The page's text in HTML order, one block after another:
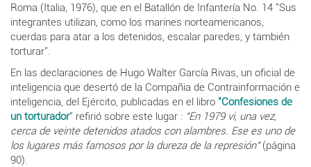
Roma (Italia, 1976), que en el Batallón de Infantería No. 14 "Sus
integrantes utilizan, como los marines norteamericanos,
cuerdas para atar a los detenidos, escalar paredes, y también
torturar".
En las declaraciones de Hugo Walter García Rivas, un oficial de
inteligencia que desertó de la Compañia de Contrainformación e
inteligencia, del Ejército, publicadas en el libro "Confesiones de
un torturador" refirió sobre este lugar : "En 1979 vi, una vez,
cerca de veinte detenidos atados con alambres. Ese es uno de
los lugares más famosos por la dureza de la represión"(página
90).